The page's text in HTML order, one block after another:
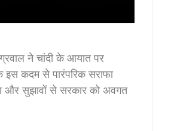
ने चांदी के आयात पर
इस कदम से पारंपरिक सराफा
और सुझावों से सरकार को अवगत